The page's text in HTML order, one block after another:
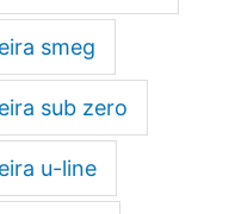
smeg
sub zero
u-line